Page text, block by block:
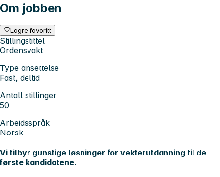
Om jobben
Lagre favoritt
Stillingstittel
Ordensvakt
Type ansettelse
Fast, deltid
Antall stillinger
50
Arbeidsspråk
Norsk
Vi tilbyr gunstige løsninger for vekterutdanning til de
første kandidatene.